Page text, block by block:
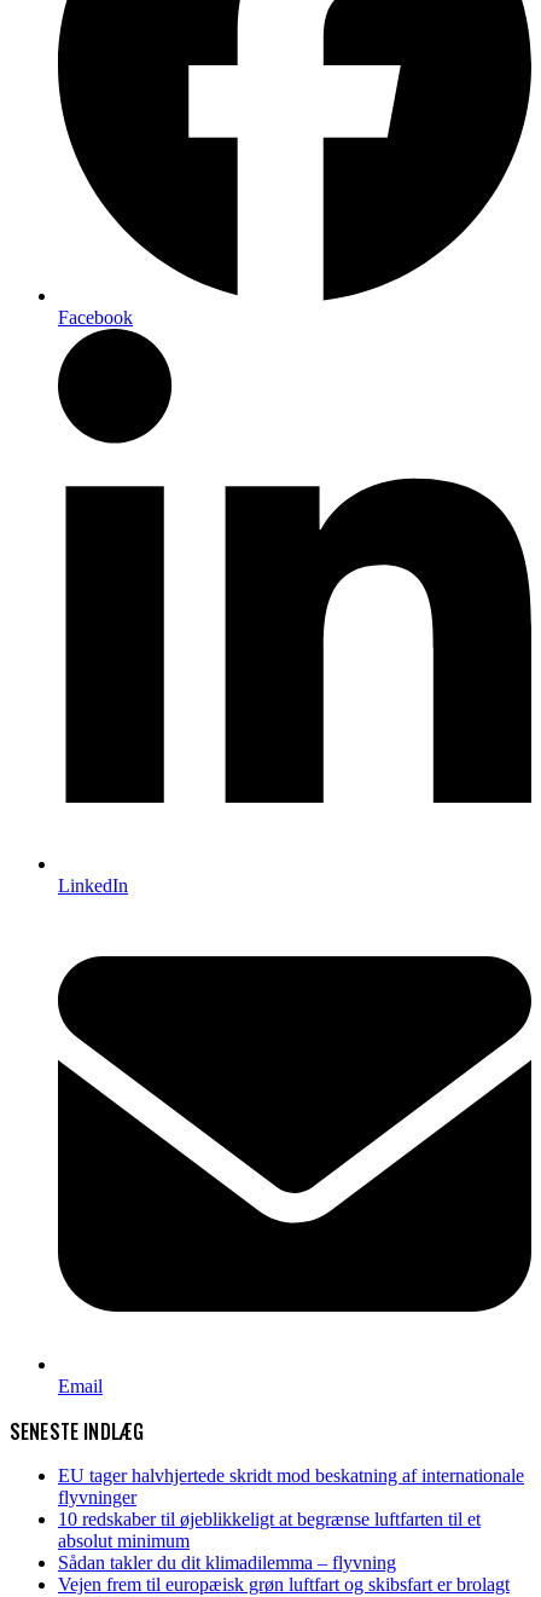
Facebook
LinkedIn
Email
SENESTE INDLÆG
EU tager halvhjertede skridt mod beskatning af internationale
flyvninger
10 redskaber til øjeblikkeligt at begrænse luftfarten til et
absolut minimum
Sådan takler du dit klimadilemma – flyvning
Vejen frem til europæisk grøn luftfart og skibsfart er brolagt